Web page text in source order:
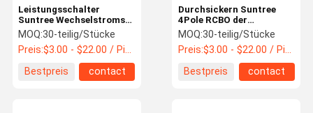
Durchsickern Suntree
4Pole RCBO der
Erde16amp
Leistungsschalter
MOQ:30-teilig/Stücke
Preis:$3.00 - $22.00 / Piece
Bestpreis
contact
Leistungsschalter
Suntree Wechselstroms
4P 63A 30ma RCBO
MOQ:30-teilig/Stücke
Preis:$3.00 - $22.00 / Piece
Bestpreis
contact